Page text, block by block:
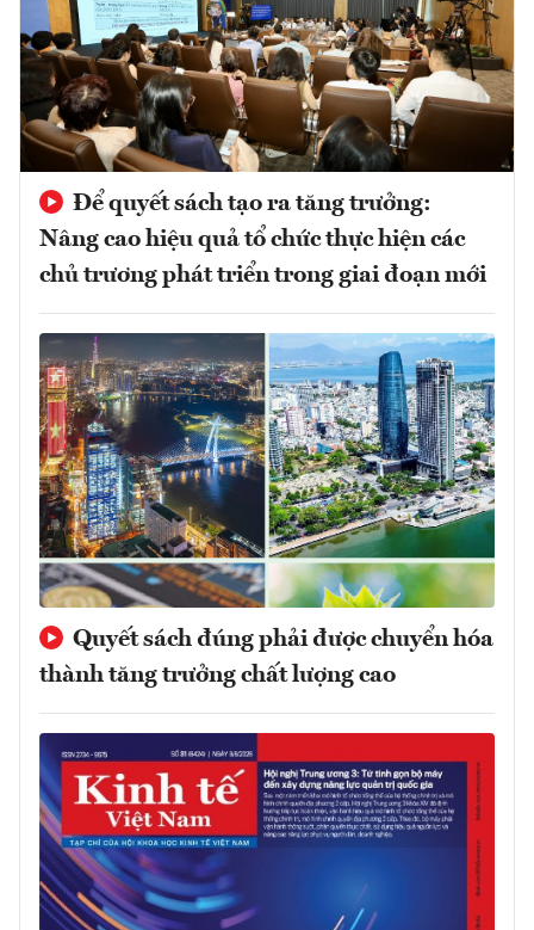
Để quyết sách tạo ra tăng trưởng:
Nâng cao hiệu quả tổ chức thực hiện các
chủ trương phát triển trong giai đoạn mới
Quyết sách đúng phải được chuyển hóa
thành tăng trưởng chất lượng cao